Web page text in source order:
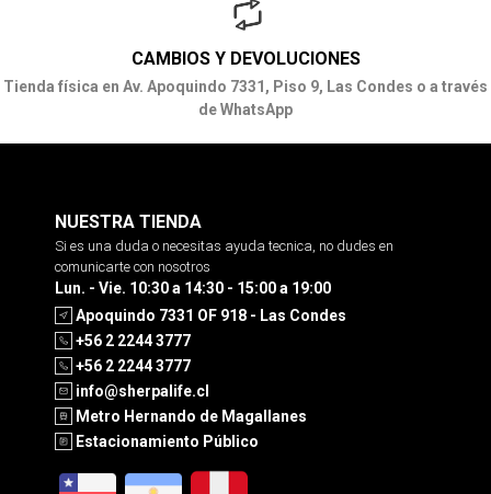
CAMBIOS Y DEVOLUCIONES
Tienda física en Av. Apoquindo 7331, Piso 9, Las Condes o a través
de WhatsApp
NUESTRA TIENDA
Si es una duda o necesitas ayuda tecnica, no dudes en
comunicarte con nosotros
Lun. - Vie. 10:30 a 14:30 - 15:00 a 19:00
Apoquindo 7331 OF 918 - Las Condes
+56 2 2244 3777
+56 2 2244 3777
info@sherpalife.cl
Metro Hernando de Magallanes
Estacionamiento Público